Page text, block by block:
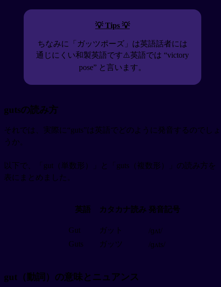
💡 Tips 💡
ちなみに「ガッツポーズ」は英語話者には
通じにくい和製英語です⚠️英語では “victory
pose” と言います。
gutsの読み方
それでは、実際に“guts”は英語でどのように発音するのでしょ
うか。
以下で、「gut（単数形）」と「guts（複数形）」の読み方を
表にまとめました。
英語 カタカナ読み 発音記号
Gut ガット
/ɡʌt/
Guts
ガッツ /ɡʌts/
gut（動詞）の意味とニュアンス